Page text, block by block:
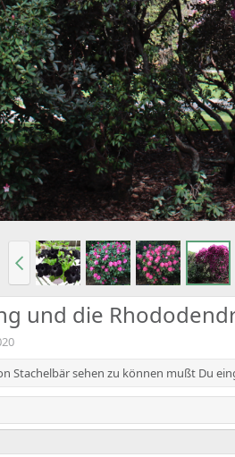
und die
Stachelbär sehen zu können mußt Du